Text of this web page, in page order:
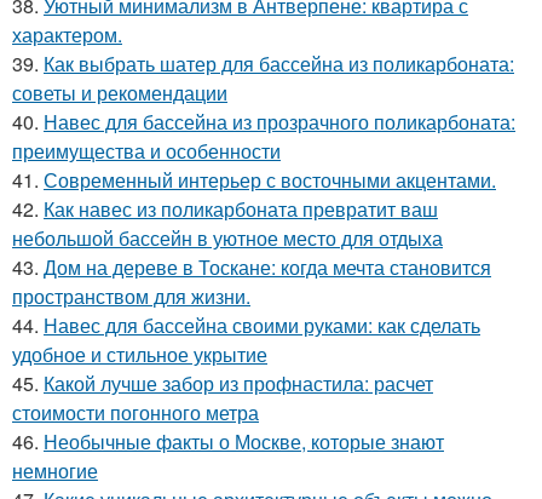
характером.
39. Как выбрать шатер для бассейна из поликарбоната:
советы и рекомендации
40. Навес для бассейна из прозрачного поликарбоната:
преимущества и особенности
41. Современный интерьер с восточными акцентами.
42. Как навес из поликарбоната превратит ваш
небольшой бассейн в уютное место для отдыха
43. Дом на дереве в Тоскане: когда мечта становится
пространством для жизни.
44. Навес для бассейна своими руками: как сделать
удобное и стильное укрытие
45. Какой лучше забор из профнастила: расчет
стоимости погонного метра
46. Необычные факты о Москве, которые знают
немногие